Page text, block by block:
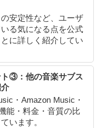
安定性など、ユーザ
る気になる点を公式
に詳しく紹介してい
③：他の音楽サブス
・Amazon Music・
能・料金・音質の比
います。